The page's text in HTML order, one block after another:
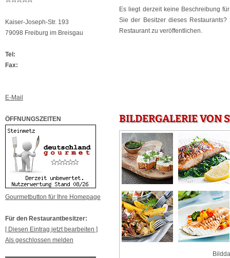
Kaiser-Joseph-Str. 193
79098 Freiburg im Breisgau
Tel:
Fax:
E-Mail
ÖFFNUNGSZEITEN
Gourmetbutton für Ihre Homepage
Für den Restaurantbesitzer:
[ Diesen Eintrag jetzt bearbeiten ]
Als geschlossen melden
Es liegt derzeit keine Beschreibung
Sie der Besitzer dieses
Restaurant zu veröffentlichen.
BILDERGALERIE VON